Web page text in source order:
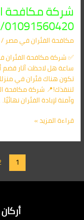
شركة مكافحة
01091560420/الأقرب اليك
مكافحة الفئران​ في مصر/
ساعة هل لاحظت آثار قضم
تكون هناك فئران في
لننقذك!📍 شركة مكافحة
وآمنة لإبادة الفئران
قراءة المزيد »
1